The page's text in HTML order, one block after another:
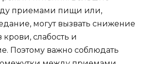
приемами пищи или,
могут вызвать снижение
крови, слабость и
Поэтому важно соблюдать